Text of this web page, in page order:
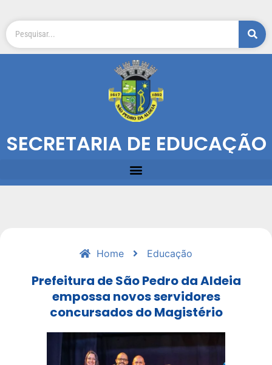
SECRETARIA DE EDUCAÇÃO
Home Educação
Prefeitura de São Pedro da Aldeia
empossa novos servidores
concursados do Magistério